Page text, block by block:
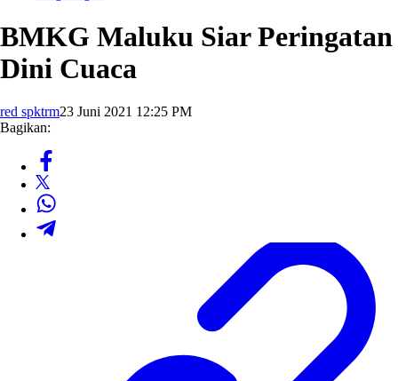
BMKG Maluku Siar Peringatan
Dini Cuaca
red spktrm23 Juni 2021 12:25 PM
Bagikan: